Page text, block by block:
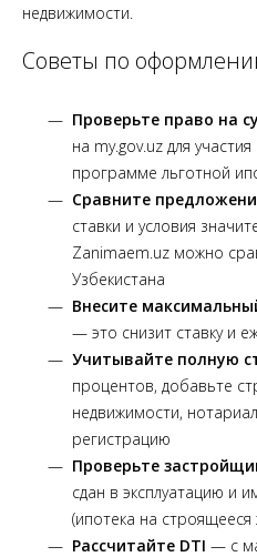
недвижимости.
Советы по
Проверьте право на
на my.gov.uz для
программе льготной
Сравните
ставки и условия
Zanimaem.uz можно
Узбекистана
Внесите
— это снизит ставку и
Учитывайте полную
процентов, добавьте
недвижимости,
регистрацию
Проверьте
сдан в эксплуатацию и
(ипотека на
Рассчитайте DTI — с